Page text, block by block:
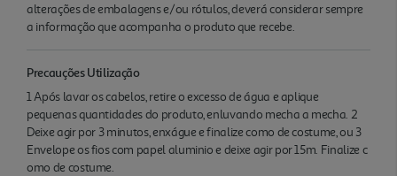
alterações de embalagens e/ou rótulos, deverá considerar sempre
a informação que acompanha o produto que recebe.
Precauções Utilização
1 Após lavar os cabelos, retire o excesso de água e aplique
pequenas quantidades do produto, enluvando mecha a mecha. 2
Deixe agir por 3 minutos, enxágue e finalize como de costume, ou 3
Envelope os fios com papel aluminio e deixe agir por 15m. Finalize c
omo de costume.